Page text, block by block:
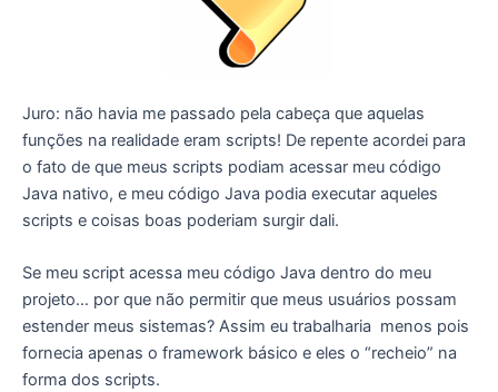
Juro: não havia me passado pela cabeça que aquelas
funções na realidade eram scripts! De repente acordei para
o fato de que meus scripts podiam acessar meu código
Java nativo, e meu código Java podia executar aqueles
scripts e coisas boas poderiam surgir dali.
Se meu script acessa meu código Java dentro do meu
projeto… por que não permitir que meus usuários possam
estender meus sistemas? Assim eu trabalharia menos pois
fornecia apenas o framework básico e eles o “recheio” na
forma dos scripts.